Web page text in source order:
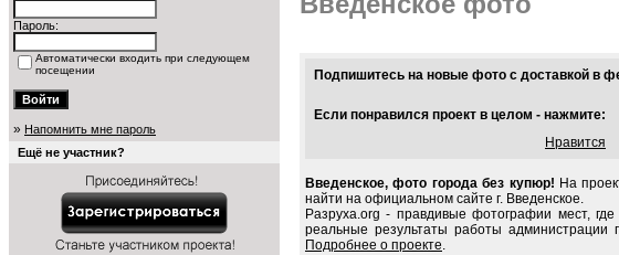
Пароль:
Автоматически входить при следующем
посещении
» Напомнить мне пароль
Ещё не участник?
Подпишитесь на новые фото с доставкой в
Если понравился проект в целом - нажмите:
Нравится
Введенское, фото города без купюр! На
найти на официальном сайте г. Введенское.
Разруха.org - правдивые фотографии мест,
реальные результаты работы администрации
Подробнее о проекте.